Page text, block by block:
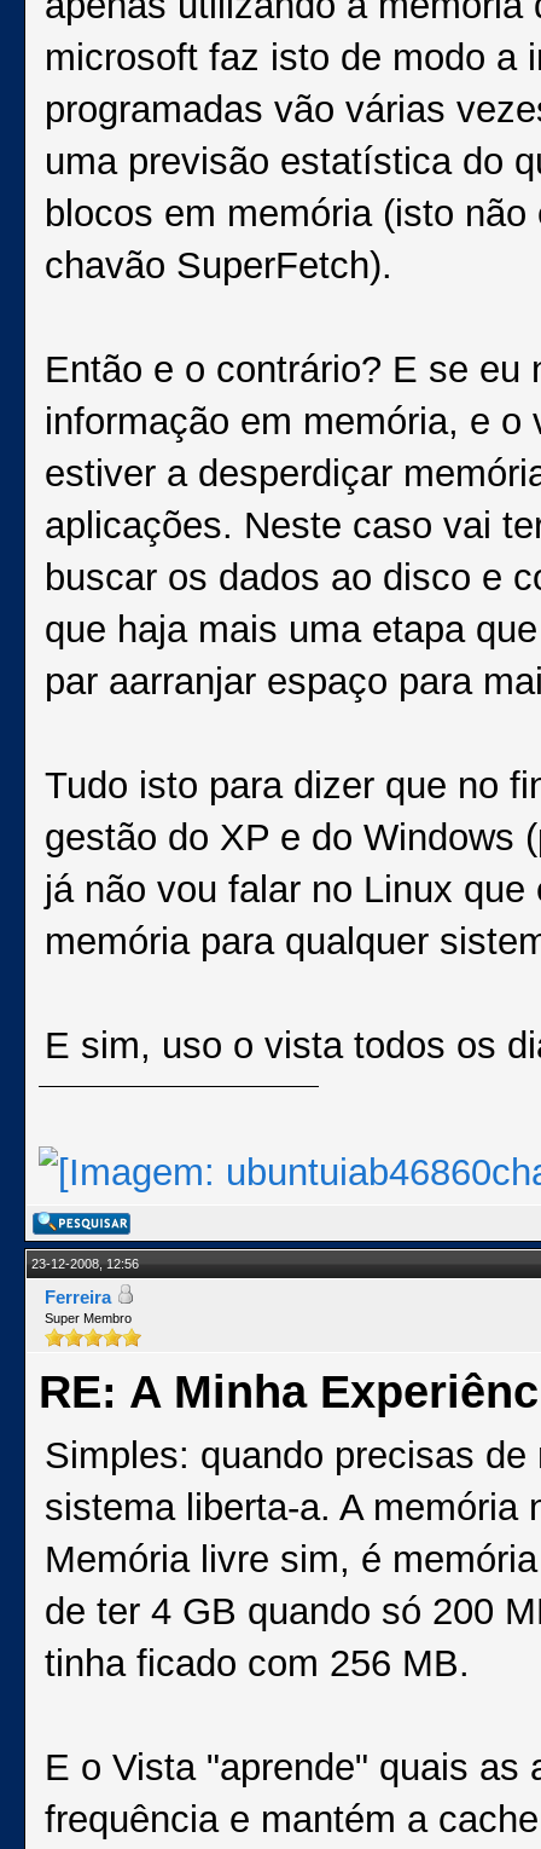
microsoft faz isto de modo a
programadas vão várias
uma previsão estatística do
blocos em memória (isto
chavão SuperFetch).
Então e o contrário? E se eu
informação em memória, e
estiver a desperdiçar
aplicações. Neste caso vai
buscar os dados ao disco e
que haja mais uma etapa
par aarranjar espaço para
Tudo isto para dizer que no
gestão do XP e do Windows
já não vou falar no Linux
memória para qualquer
E sim, uso o vista todos os
23-12-2008, 12:56
Ferreira
Super Membro
RE: A Minha
Simples: quando precisas
sistema liberta-a. A memória
Memória livre sim, é
de ter 4 GB quando só 200
tinha ficado com 256 MB.
E o Vista "aprende" quais
frequência e mantém a